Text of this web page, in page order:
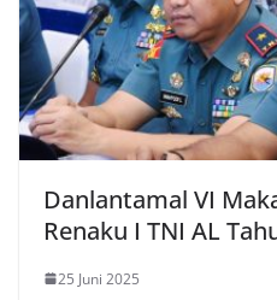
Danlantamal VI
Renaku I TNI AL
25 Juni 2025